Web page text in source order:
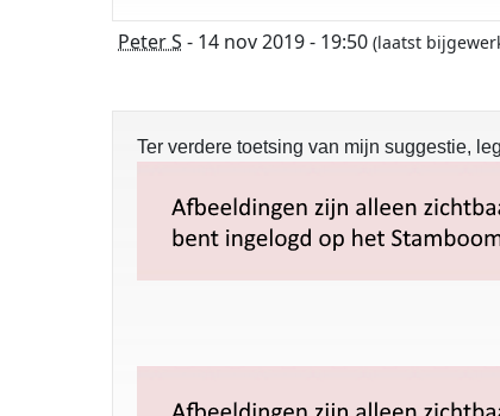
Peter S - 14 nov 2019 - 19:50 (laatst
Ter verdere toetsing van mijn suggestie,